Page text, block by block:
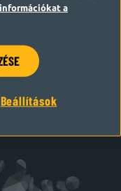
a
Beállítások